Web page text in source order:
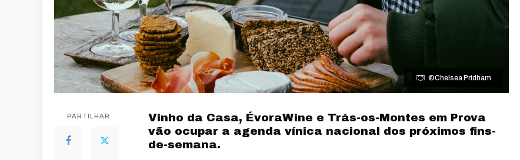
©Chelsea Pridham
PARTILHAR
Vinho da Casa, ÉvoraWine e Trás-os-Montes em Prova
vão ocupar a agenda vínica nacional dos próximos fins-
de-semana.